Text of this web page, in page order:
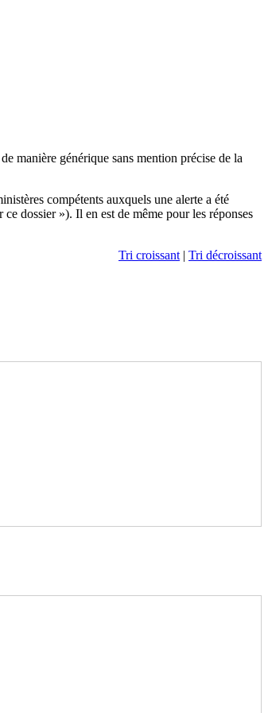
manière générique sans mention précise de la
compétents auxquels une alerte a été
dossier »). Il en est de même pour les réponses
Tri croissant | Tri décroissant